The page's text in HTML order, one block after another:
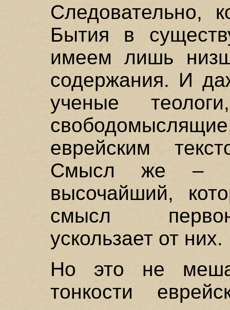
Следовательно,
Бытия в
имеем лишь
содержания. И
ученые
еврейским
Смысл же – и
высочайший,
смысл
ускользает от них.
Но это не
тонкости